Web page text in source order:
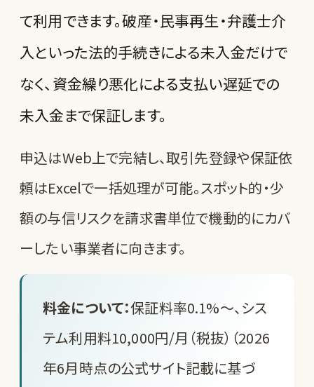
て利用できます。破産・民事再生・弁護士介
入といった法的手続きによる未入金だけで
なく、資金繰り悪化による支払い遅延での
未入金まで保証します。
申込はWeb上で完結し、取引先登録や保証依
頼はExcelで一括処理が可能。スポット的・少
額の与信リスクを請求書単位で機動的にカバ
ーしたい事業者に向きます。
料金について：保証料率0.1%〜、シス
テム利用料10,000円/月（税抜）（2026
年6月時点の公式サイト記載に基づ